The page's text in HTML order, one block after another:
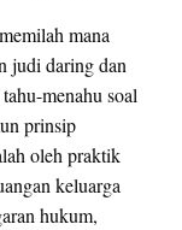
mana
judi daring dan
menahu soal
prinsip
oleh praktik
keluarga
hukum,